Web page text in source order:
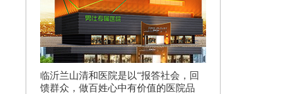
临沂兰山清和医院是以“报答社会，回
馈群众，做百姓心中有价值的医院品